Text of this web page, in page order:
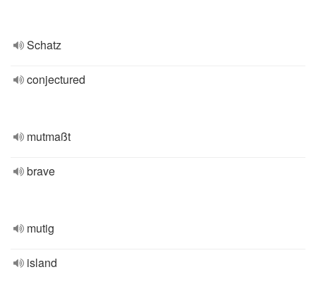
Schatz
conjectured
mutmaßt
brave
mutig
island